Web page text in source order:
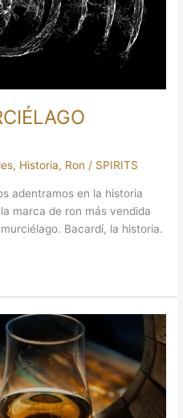
, Historia, Ron / SPIRITS
adentramos en la historia
marca de ron más vendida
Bacardí, la historia.